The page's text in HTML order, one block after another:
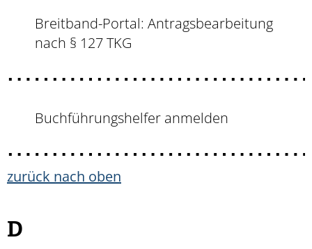
Breitband-Portal: Antragsbearbeitung
nach § 127 TKG
Buchführungshelfer anmelden
zurück nach oben
D